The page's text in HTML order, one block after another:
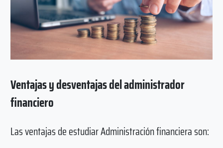
Ventajas y desventajas del administrador
financiero
Las ventajas de estudiar Administración financiera son: